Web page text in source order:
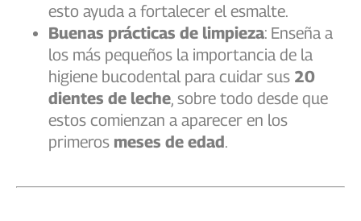
esto ayuda a fortalecer el esmalte.
Buenas prácticas de limpieza: Enseña a
los más pequeños la importancia de la
higiene bucodental para cuidar sus 20
dientes de leche, sobre todo desde que
estos comienzan a aparecer en los
primeros meses de edad.